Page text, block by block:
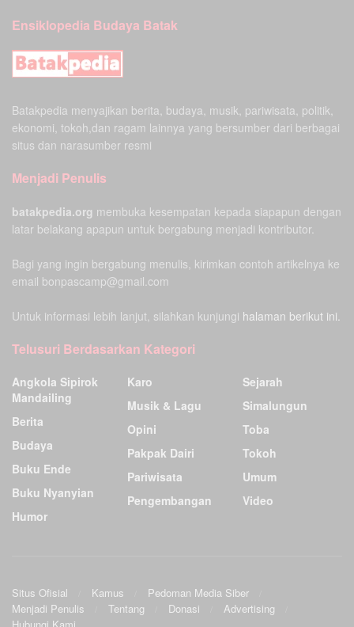
Ensiklopedia Budaya Batak
Batakpedia menyajikan berita, budaya, musik, pariwisata, politik,
ekonomi, tokoh,dan ragam lainnya yang bersumber dari berbagai
situs dan narasumber resmi
Menjadi Penulis
batakpedia.org membuka kesempatan kepada siapapun dengan
latar belakang apapun untuk bergabung menjadi kontributor.
Bagi yang ingin bergabung menulis, kirimkan contoh artikelnya ke
email bonpascamp@gmail.com
Untuk informasi lebih lanjut, silahkan kunjungi halaman berikut ini.
Telusuri Berdasarkan Kategori
Angkola Sipirok
Mandailing
Berita
Budaya
Buku Ende
Buku Nyanyian
Humor
Karo
Musik & Lagu
Opini
Pakpak Dairi
Pariwisata
Pengembangan
Sejarah
Simalungun
Toba
Tokoh
Umum
Video
Situs Ofisial Kamus
Pedoman Media Siber
Menjadi Penulis
Tentang Donasi
Advertising